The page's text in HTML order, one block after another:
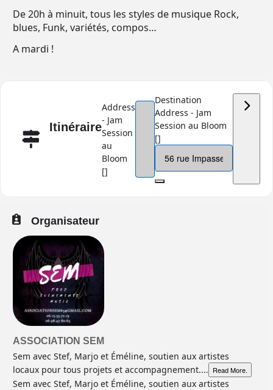
De 20h à minuit, tous les styles de musique Rock,
blues, Funk, variétés, compos…
A mardi !
Itinéraire
Address
- Jam
Session
au
Bloom
[]
Destination
Address - Jam
Session au Bloom
[]
Organisateur
ASSOCIATION SEM
Sem avec Stef, Marjo et Éméline, soutien aux artistes
locaux pour tous projets et accompagnement.... Read More.
Sem avec Stef, Marjo et Éméline, soutien aux artistes